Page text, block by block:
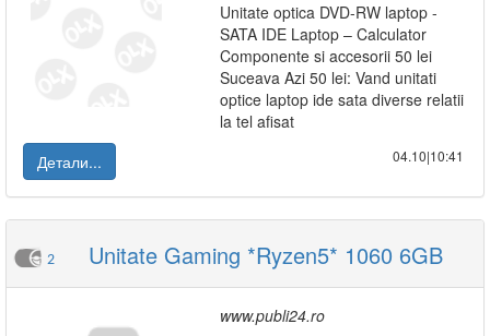
Unitate optica DVD-RW laptop -
SATA IDE Laptop – Calculator
Componente si accesorii 50 lei
Suceava Azi 50 lei: Vand unitati
optice laptop ide sata diverse relatii
la tel afisat
Детали...
04.10|10:41
2 Unitate Gaming *Ryzen5* 1060 6GB
www.publi24.ro